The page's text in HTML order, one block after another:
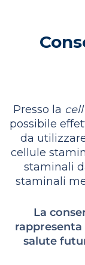
Presso la
possibile
da
cellule
staminali
staminali
La
salute